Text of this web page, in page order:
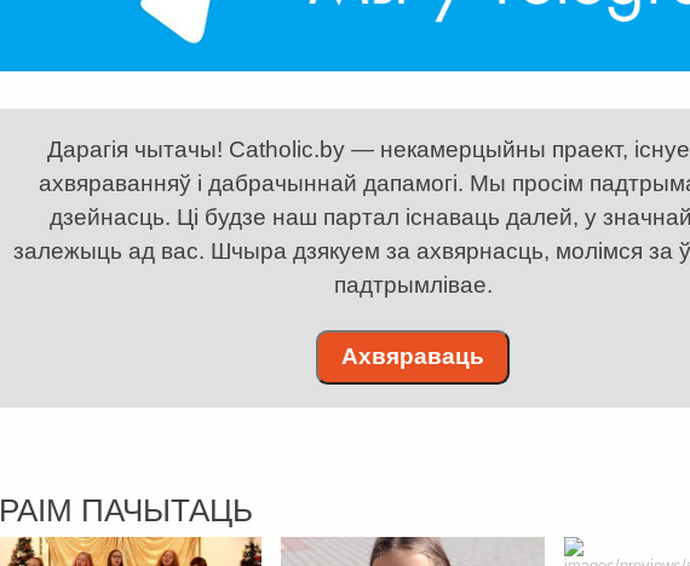
Дарагія чытачы! Catholic.by — некамерцыйны праект,
ахвяраванняў і дабрачыннай дапамогі. Мы просім
дзейнасць. Ці будзе наш партал існаваць далей, у значнай
залежыць ад вас. Шчыра дзякуем за ахвярнасць, молімся за
падтрымлівае.
Ахвяраваць
РАІМ ПАЧЫТАЦЬ